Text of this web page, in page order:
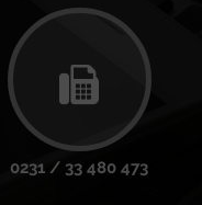
0231 / 33 480 473